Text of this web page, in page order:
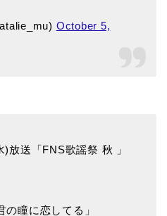
October 5,
)放送「FNS歌謡祭 秋 」
瞳に恋してる」